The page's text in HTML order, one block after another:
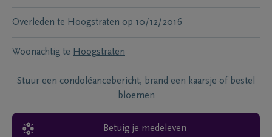
Overleden te Hoogstraten op 10/12/2016
Woonachtig te Hoogstraten
Stuur een condoléancebericht, brand een kaarsje of bestel
bloemen
Betuig je medeleven